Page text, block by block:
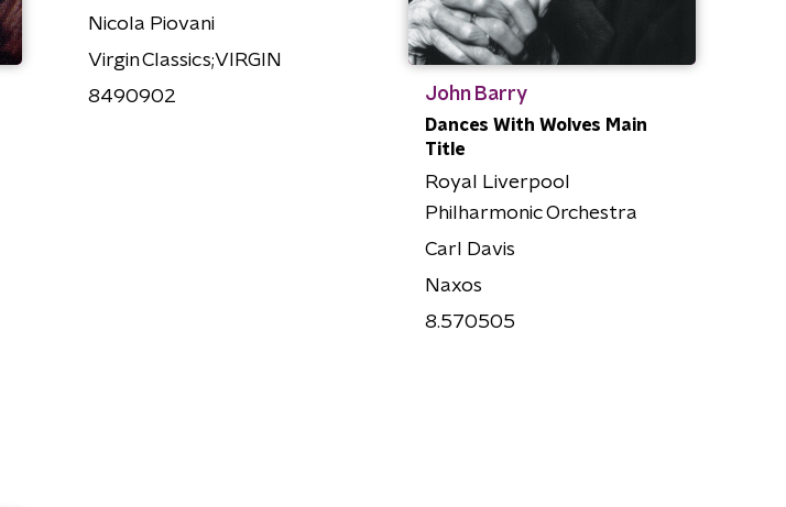
Nicola Piovani
Virgin Classics;VIRGIN
8490902
John Barry
Dances With Wolves Main
Title
Royal Liverpool
Philharmonic Orchestra
Carl Davis
Naxos
8.570505